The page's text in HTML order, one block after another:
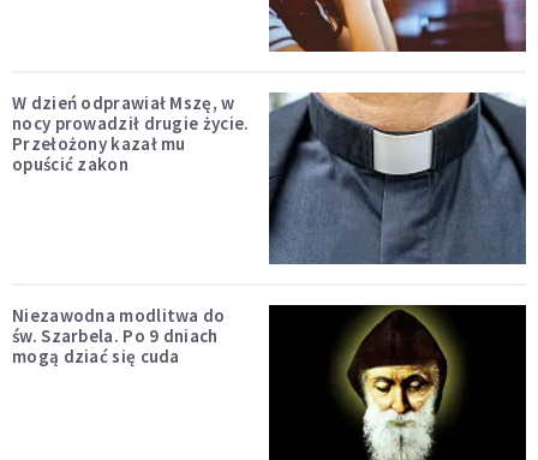
W dzień odprawiał Mszę, w
nocy prowadził drugie życie.
Przełożony kazał mu
opuścić zakon
Niezawodna modlitwa do
św. Szarbela. Po 9 dniach
mogą dziać się cuda